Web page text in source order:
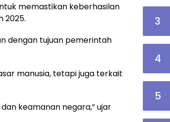
memastikan keberhasilan
2025.
dengan tujuan pemerintah
manusia, tetapi juga terkait
keamanan negara,” ujar
3
4
5